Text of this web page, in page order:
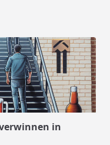
in